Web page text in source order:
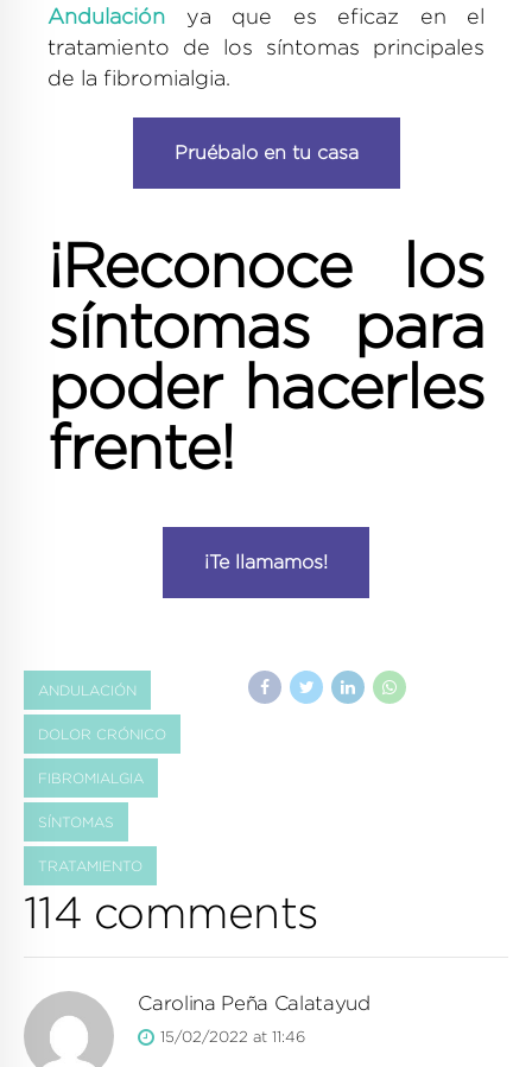
Andulación
ya que es eficaz en el
tratamiento de los síntomas principales
de la fibromialgia.
Pruébalo en tu casa
¡Reconoce los
síntomas para
poder hacerles
frente!
¡Te llamamos!
ANDULACIÓN
DOLOR CRÓNICO
FIBROMIALGIA
SÍNTOMAS
TRATAMIENTO
114 comments
Carolina Peña Calatayud
15/02/2022 at 11:46